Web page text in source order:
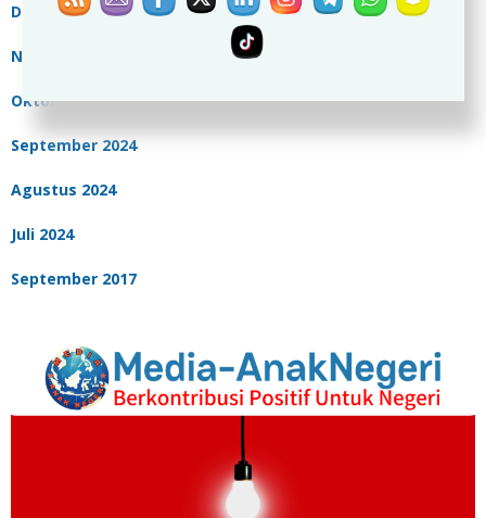
Desember 2024
November 2024
Oktober 2024
September 2024
Agustus 2024
Juli 2024
September 2017